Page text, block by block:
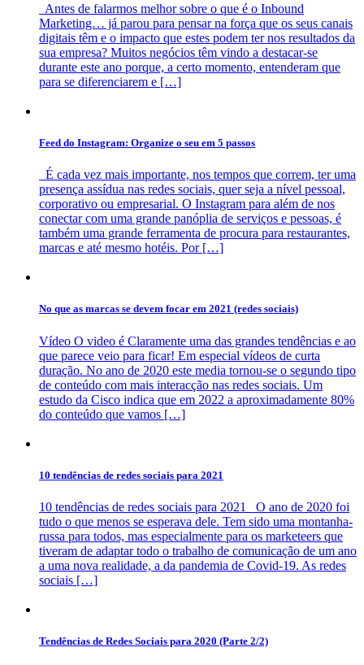
Antes de falarmos melhor sobre o que é o Inbound
Marketing… já parou para pensar na força que os seus canais
digitais têm e o impacto que estes podem ter nos resultados da
sua empresa? Muitos negócios têm vindo a destacar-se
durante este ano porque, a certo momento, entenderam que
para se diferenciarem e […]
Feed do Instagram: Organize o seu em 5 passos
É cada vez mais importante, nos tempos que correm, ter uma
presença assídua nas redes sociais, quer seja a nível pessoal,
corporativo ou empresarial. O Instagram para além de nos
conectar com uma grande panóplia de serviços e pessoas, é
também uma grande ferramenta de procura para restaurantes,
marcas e até mesmo hotéis. Por […]
No que as marcas se devem focar em 2021 (redes sociais)
Vídeo O video é Claramente uma das grandes tendências e ao
que parece veio para ficar! Em especial vídeos de curta
duração. No ano de 2020 este media tornou-se o segundo tipo
de conteúdo com mais interacção nas redes sociais. Um
estudo da Cisco indica que em 2022 a aproximadamente 80%
do conteúdo que vamos […]
10 tendências de redes sociais para 2021
10 tendências de redes sociais para 2021 O ano de 2020 foi
tudo o que menos se esperava dele. Tem sido uma montanha-
russa para todos, mas especialmente para os marketeers que
tiveram de adaptar todo o trabalho de comunicação de um ano
a uma nova realidade, a da pandemia de Covid-19. As redes
sociais […]
Tendências de Redes Sociais para 2020 (Parte 2/2)